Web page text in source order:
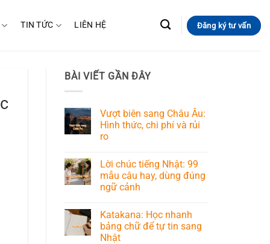
TIN TỨC LIÊN HỆ Đăng ký tư vấn
BÀI VIẾT GẦN ĐÂY
Vượt biên sang Châu Âu:
Hình thức, chi phí và rủi
ro
Lời chúc tiếng Nhật: 99
mẫu câu hay, dùng đúng
ngữ cảnh
Katakana: Học nhanh
bảng chữ để tự tin sang
Nhật